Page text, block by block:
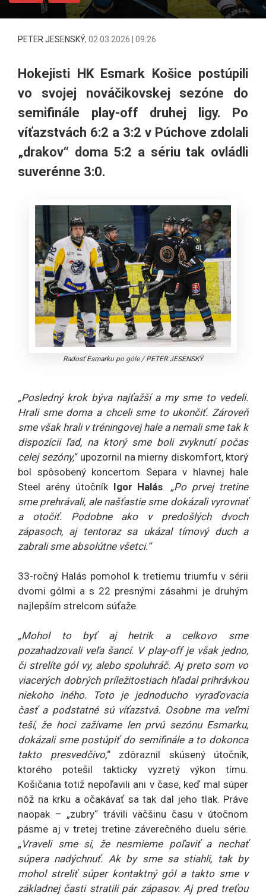
PETER JESENSKÝ, 02.03.2026 | 09:26
Hokejisti HK Esmark Košice postúpili
vo svojej nováčikovskej sezóne do
semifinále play-off druhej ligy. Po
víťazstvách 6:2 a 3:2 v Púchove zdolali
„drakov“ doma 5:2 a sériu tak ovládli
suverénne 3:0.
Radosť Esmarku po góle/PETER JESENSKÝ
„Posledný krok býva najťažší a my sme to vedeli.
Hrali sme doma a chceli sme to ukončiť. Zároveň
sme však hrali v tréningovej hale a nemali sme tak k
dispozícii ľad, na ktorý sme boli zvyknutí počas
celej sezóny,“ upozornil na mierny diskomfort, ktorý
bol spôsobený koncertom Separa v hlavnej hale
Steel arény útočníkIgor Halás. „Po prvej tretine
sme prehrávali, ale našťastie sme dokázali vyrovnať
a otočiť. Podobne ako v predošlých dvoch
zápasoch, aj tentoraz sa ukázal tímový duch a
zabrali sme absolútne všetci.“
33-ročný Halás pomohol k tretiemu triumfu v sérii
dvomi gólmi a s 22 presnými zásahmi je druhým
najlepším strelcom súťaže.
„Mohol to byť aj hetrik a celkovo sme
pozahadzovali veľa šancí. V play-off je však jedno,
či strelíte gól vy, alebo spoluhráč. Aj preto som vo
viacerých dobrých príležitostiach hľadal prihrávkou
niekoho iného. Toto je jednoducho vyraďovacia
časť a podstatné sú víťazstvá. Osobne ma veľmi
teší, že hoci zažívame len prvú sezónu Esmarku,
dokázali sme postúpiť do semifinále a to dokonca
takto presvedčivo,“ zdôraznil skúsený útočník,
ktorého potešil takticky vyzretý výkon tímu.
Košičania totiž nepoľavili ani v čase, keď mal súper
nôž na krku a očakávať sa tak dal jeho tlak. Práve
naopak – „zubry“ trávili väčšinu času v útočnom
pásme aj v tretej tretine záverečného duelu série.
„ Vraveli sme si, že nesmieme poľaviť a nechať
súpera nadýchnuť. Ak by sme sa stiahli, tak by
mohol streliť súper kontaktný gól a takto sme v
základnej časti stratili pár zápasov. Aj pred treťou